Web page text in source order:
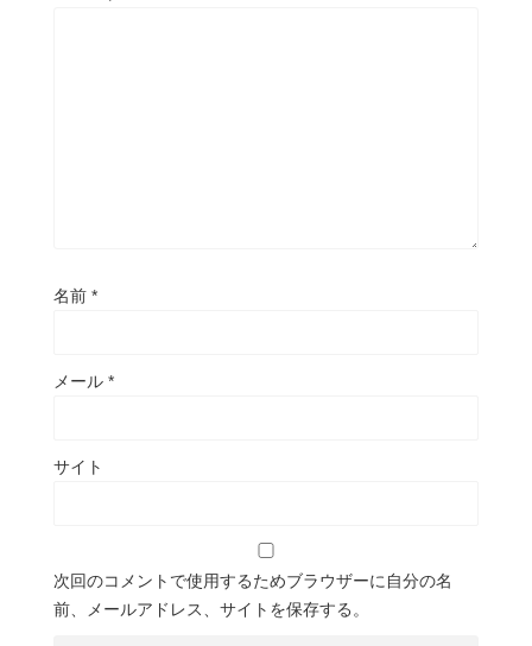
名前 *
メール *
サイト
次回のコメントで使用するためブラウザーに自分の名
前、メールアドレス、サイトを保存する。